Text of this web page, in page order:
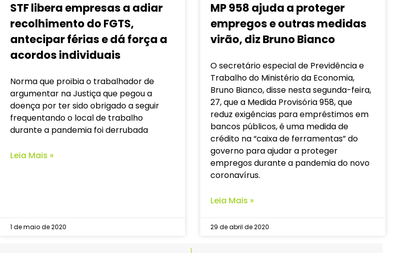
STF libera empresas a adiar
recolhimento do FGTS,
antecipar férias e dá força a
acordos individuais
Norma que proibia o trabalhador de
argumentar na Justiça que pegou a
doença por ter sido obrigado a seguir
frequentando o local de trabalho
durante a pandemia foi derrubada
Leia Mais »
1 de maio de 2020
MP 958 ajuda a proteger
empregos e outras medidas
virão, diz Bruno Bianco
O secretário especial de Previdência e
Trabalho do Ministério da Economia,
Bruno Bianco, disse nesta segunda-feira,
27, que a Medida Provisória 958, que
reduz exigências para empréstimos em
bancos públicos, é uma medida de
crédito na “caixa de ferramentas” do
governo para ajudar a proteger
empregos durante a pandemia do novo
coronavírus.
Leia Mais »
29 de abril de 2020
1